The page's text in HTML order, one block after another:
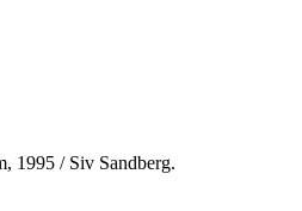
1995 / Siv Sandberg.